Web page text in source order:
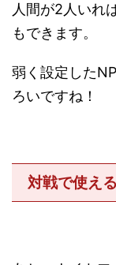
人間が2人いれ
もできます。
弱く設定した
ろいですね！
対戦で使え